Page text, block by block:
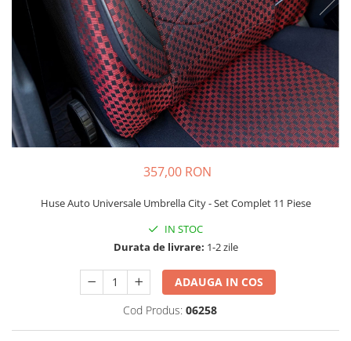
Alte Butoane/Comutatoare
Butoane Semnalizare
Schimbatoare Viteze
Accesorii Auto
Accesorii Auto Exterior
Husa Auto / Prelata Auto
Paravanturi Auto / Deflectoare Aer
Inchidere Centralizata
Tavite Portbagaj Dedicate
Covorase Auto/ Presuri Auto
Seturi Interior
357,00 RON
Huse Auto Universale Umbrella City - Set Complet 11 Piese
IN STOC
Durata de livrare: 1-2 zile
ADAUGA IN COS
Cod Produs: 06258